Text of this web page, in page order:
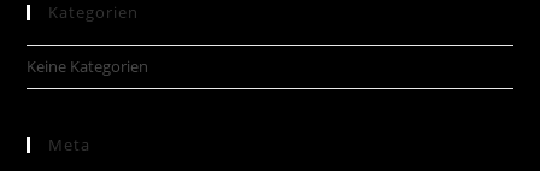
Kategorien
Keine Kategorien
Meta